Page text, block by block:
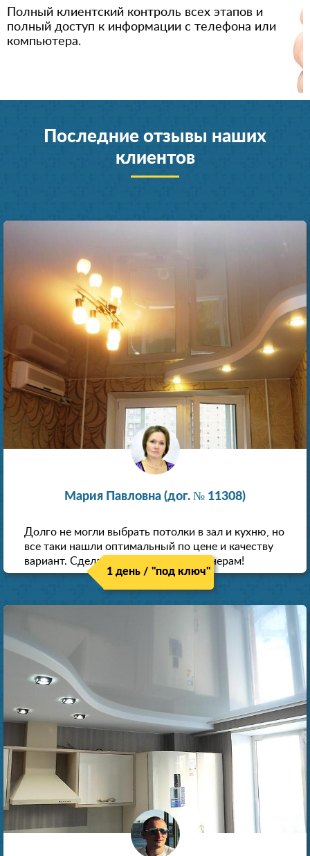
Полный клиентский контроль всех этапов и
полный доступ к информации с телефона или
компьютера.
Последние отзывы наших
клиентов
Мария Павловна (дог. № 11308)
Долго не могли выбрать потолки в зал и кухню, но
все таки нашли оптимальный по цене и качеству
вариант. Сделали скидку как пенсионерам!
1 день / "под ключ"